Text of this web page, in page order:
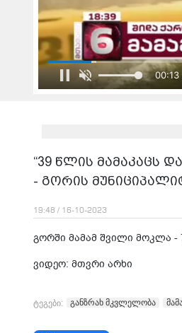
“39 წლის მამაკაცს
- გორის
19:48 / 16-10-2023
გორში მამამ შვილი მოკლა
ვიდეო: მთვრი არხი
ტეგები: განზრახ მკვლელობა